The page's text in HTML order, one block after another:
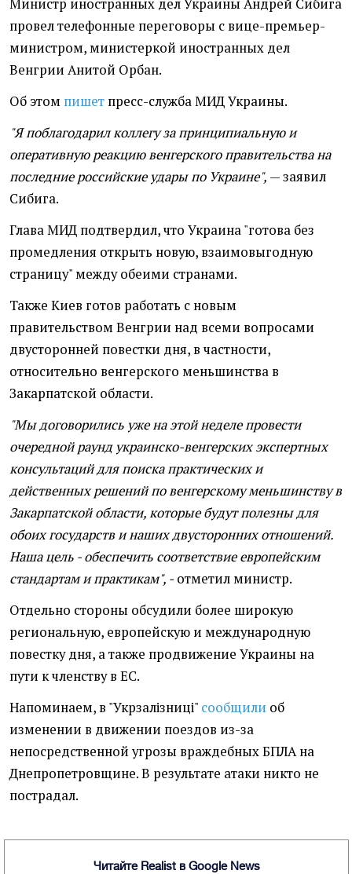
Министр иностранных дел Украины Андрей Сибига
провел телефонные переговоры с вице-премьер-
министром, министеркой иностранных дел
Венгрии Анитой Орбан.
Об этом пишет пресс-служба МИД Украины.
"Я поблагодарил коллегу за принципиальную и
оперативную реакцию венгерского правительства на
последние российские удары по Украине", — заявил
Сибига.
Глава МИД подтвердил, что Украина "готова без
промедления открыть новую, взаимовыгодную
страницу" между обеими странами.
Также Киев готов работать с новым
правительством Венгрии над всеми вопросами
двусторонней повестки дня, в частности,
относительно венгерского меньшинства в
Закарпатской области.
"Мы договорились уже на этой неделе провести
очередной раунд украинско-венгерских экспертных
консультаций для поиска практических и
действенных решений по венгерскому меньшинству в
Закарпатской области, которые будут полезны для
обоих государств и наших двусторонних отношений.
Наша цель - обеспечить соответствие европейским
стандартам и практикам", - отметил министр.
Отдельно стороны обсудили более широкую
региональную, европейскую и международную
повестку дня, а также продвижение Украины на
пути к членству в ЕС.
Напоминаем, в "Укрзалізниці" сообщили об
изменении в движении поездов из-за
непосредственной угрозы враждебных БПЛА на
Днепропетровщине. В результате атаки никто не
пострадал.
Читайте Realist в Google News